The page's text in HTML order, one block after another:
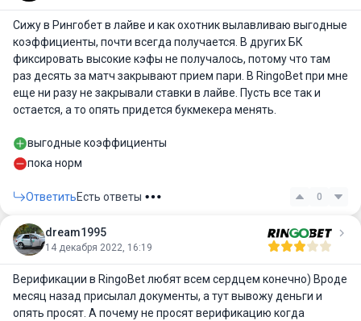
Сижу в Рингобет в лайве и как охотник вылавливаю выгодные
коэффициенты, почти всегда получается. В других БК
фиксировать высокие кэфы не получалось, потому что там
раз десять за матч закрывают прием пари. В RingoBet при мне
еще ни разу не закрывали ставки в лайве. Пусть все так и
остается, а то опять придется букмекера менять.
выгодные коэффициенты
пока норм
ОтветитьЕсть ответы 0
dream1995
14 декабря 2022, 16:19
Верификации в RingoBet любят всем сердцем конечно) Вроде
месяц назад присылал документы, а тут вывожу деньги и
опять просят. А почему не просят верификацию когда